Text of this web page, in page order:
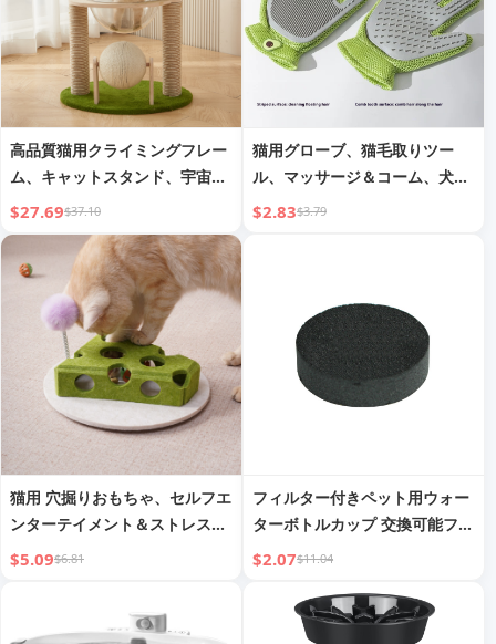
高品質猫用クライミングフレー
ム、キャットスタンド、宇宙カ
プセル、猫用ベッド、キャット
ツリー一体型、猫用爪とぎポー
ル、子猫用おもちゃ
$27.69$37.10
猫用グローブ、猫毛取りツー
ル、マッサージ＆コーム、犬用
毛玉取りブラシ、猫用コーム、
$2.83$3.79
猫用 穴掘りおもちゃ、セルフエ
ンターテイメント＆ストレス解
消グッズ、猫じゃらし、ペット
$5.09$6.81
フィルター付きペット用ウォー
ターボトルカップ 交換可能フィ
ルターエレメント
$2.07$11.04